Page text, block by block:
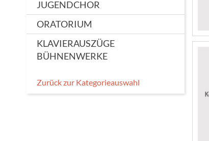
JUGENDCHOR
ORATORIUM
KLAVIERAUSZÜGE
BÜHNENWERKE
Zurück zur Kategorieauswahl